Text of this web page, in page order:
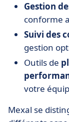
Gestion
conforme
Suivi des
gestion
Outils de
votre
Mexal se